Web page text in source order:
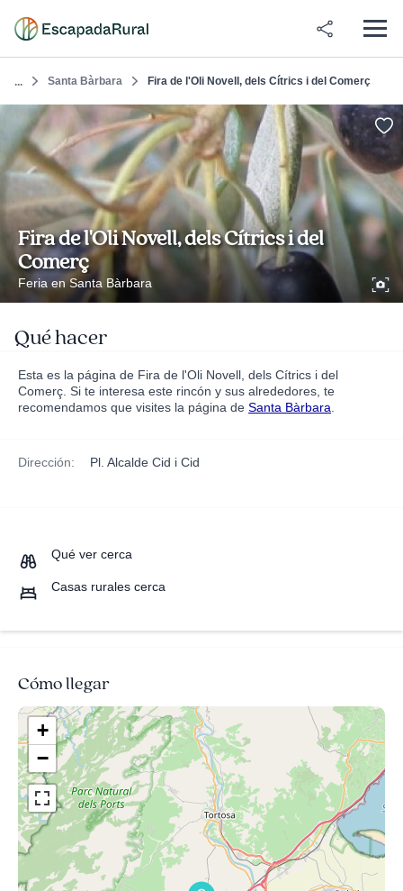
... Santa Bàrbara Fira de l'Oli Novell, dels Cítrics i del Comerç
Fira de l'Oli Novell, dels Cítrics i del
Comerç
Feria en Santa Bàrbara
Qué hacer
Esta es la página de Fira de l'Oli Novell, dels Cítrics i del
Comerç. Si te interesa este rincón y sus alrededores, te
recomendamos que visites la página de Santa Bàrbara
Dirección: Pl. Alcalde Cid i Cid
Qué ver cerca
Casas rurales cerca
Cómo llegar
+
−